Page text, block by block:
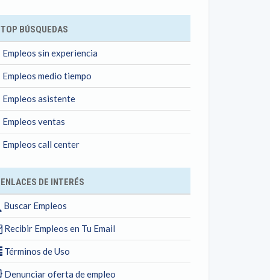
TOP BÚSQUEDAS
Empleos sin experiencia
Empleos medio tiempo
Empleos asistente
Empleos ventas
Empleos call center
ENLACES DE INTERÉS
Buscar Empleos
Recibir Empleos en Tu Email
Términos de Uso
Denunciar oferta de empleo